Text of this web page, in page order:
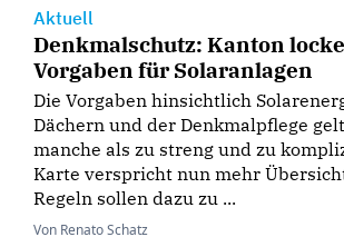
Aktuell
Denkmalschutz: Kanton
Vorgaben für Solaranlagen
Die Vorgaben hinsichtlich
Dächern und der Denkmalpflege
manche als zu streng und zu
Karte verspricht nun mehr
Regeln sollen dazu zu ...
Von Renato Schatz